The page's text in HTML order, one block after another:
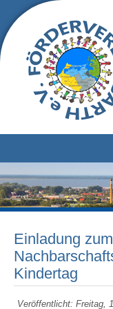
Einladung
Kindertag
Veröffentlicht: Freitag,